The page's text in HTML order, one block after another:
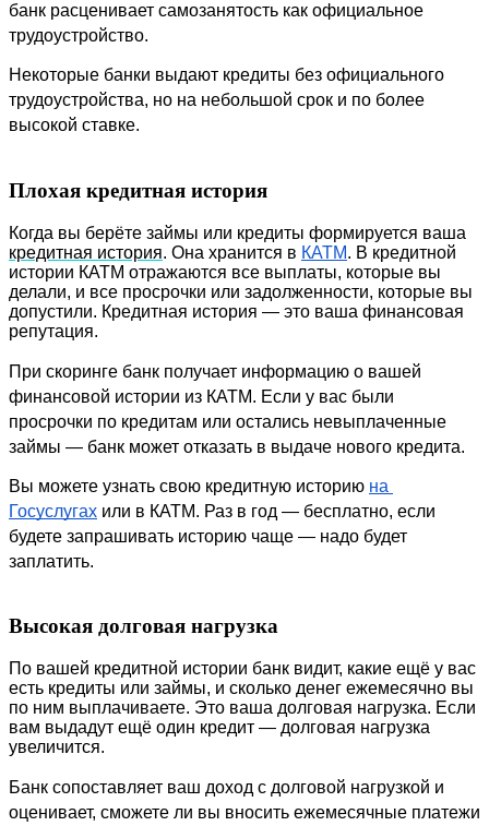
банк расценивает самозанятость как официальное
трудоустройство.
Некоторые банки выдают кредиты без официального
трудоустройства, но на небольшой срок и по более
высокой ставке.
Плохая кредитная история
кредитная история. Она хранится в КАТМ. В кредитной
истории КАТМ отражаются все выплаты, которые вы
делали, и все просрочки или задолженности, которые вы
допустили. Кредитная история — это ваша финансовая
репутация.
При скоринге банк получает информацию о вашей
финансовой истории из КАТМ. Если у вас были
просрочки по кредитам или остались невыплаченные
займы — банк может отказать в выдаче нового кредита.
Вы можете узнать свою кредитную историю на
Госуслугах или в КАТМ. Раз в год — бесплатно, если
будете запрашивать историю чаще — надо будет
заплатить.
Высокая долговая нагрузка
По вашей кредитной истории банк видит, какие ещё у вас
есть кредиты или займы, и сколько денег ежемесячно вы
по ним выплачиваете. Это ваша долговая нагрузка. Если
вам выдадут ещё один кредит — долговая нагрузка
увеличится.
Банк сопоставляет ваш доход с долговой нагрузкой и
оценивает, сможете ли вы вносить ежемесячные платежи